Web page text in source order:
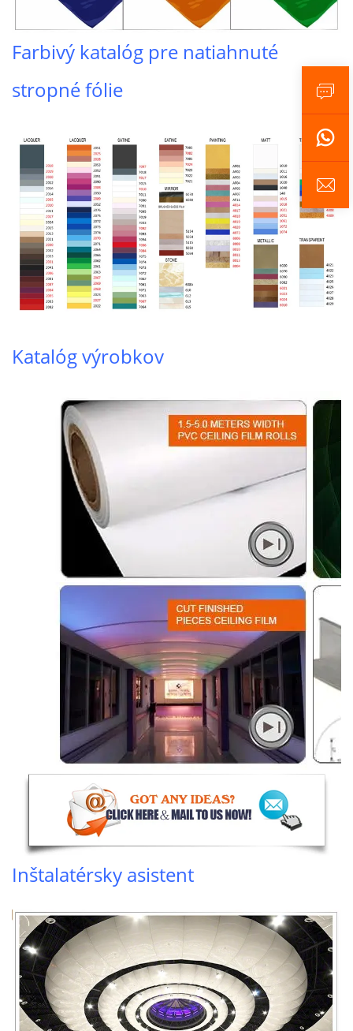
Farbivý katalóg pre natiahnuté
stropné fólie
Katalóg výrobkov
Inštalatérsky asistent